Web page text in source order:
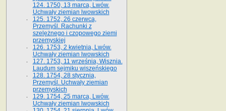
124. 1750, 13 marca, Lwów.
Uchwały ziemian lwowskich
125. 1752, 26 czerwca,
Przemyśl. Rachunki z
szelężnego i czopowego ziemi
przemyskiej
126. 1753, 2 kwietnia, Lwów.
Uchwały ziemian lwowskich
127. 1753, 11 września, Wisznia.
Laudum sejmiku wiszeńskiego
128. 1754, 28 stycznia,
Przemyśl. Uchwały ziemian
przemyskich
129. 1754, 25 marca, Lwów.
Uchwały ziemian lwowskich